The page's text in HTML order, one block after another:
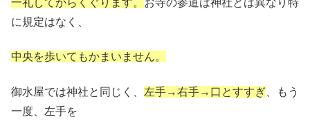
一礼してからくぐります。 お寺の参道は神社とは異なり特
に規定はなく、
中央を歩いてもかまいません。
御水屋では神社と同じく、 左手→右手→口とすすぎ 、もう
一度、左手を